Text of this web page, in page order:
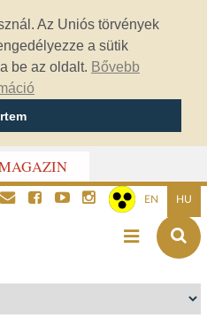
Az Uniós törvények
a sütik
be az oldalt. Bővebb
EN HU